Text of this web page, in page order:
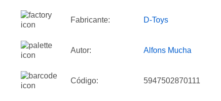
Fabricante: D-Toys
Autor: Alfons Mucha
Código: 5947502870111